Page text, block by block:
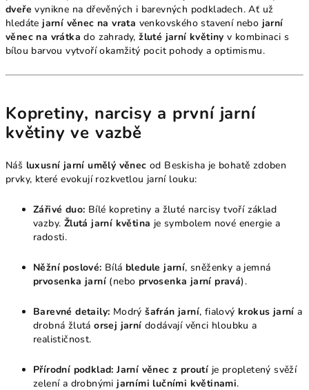
dveře vynikne na dřevěných i barevných podkladech. Ať už
hledátejarní věnec na vrata venkovského stavení nebo jarní
věnec na vrátka do zahrady,žluté jarní květiny v kombinaci s
bílou barvou vytvoří okamžitý pocit pohody a optimismu.
Kopretiny, narcisy a první jarní
květiny ve vazbě
Náš luxusní jarní umělý věnec od Beskisha je bohatě zdoben
prvky, které evokují rozkvetlou jarní louku:
Zářivé duo: Bílé kopretiny a žluté narcisy tvoří základ
vazby. Žlutá jarní květina je symbolem nové energie a
radosti.
Něžní poslové: Bílá bledule jarní, sněženky a jemná
prvosenka jarní (nebo prvosenka jarní pravá).
Barevné detaily: Modrýšafrán jarní, fialový krokus jarní a
drobná žlutáorsej jarní dodávají věnci hloubku a
realističnost.
Přírodní podklad: Jarní věnec z proutí je propletený svěží
zelení a drobnýmijarními lučními květinami.